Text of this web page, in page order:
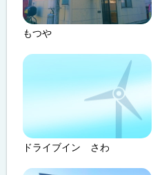
もつや
ドライブイン さわ